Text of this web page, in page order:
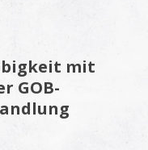
mit
GOB-